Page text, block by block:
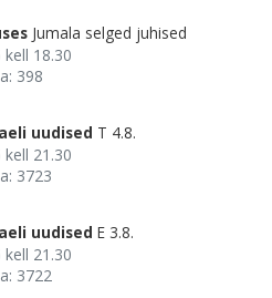
Jumala selged juhised
kell 18.30
398
uudised T 4.8.
kell 21.30
3723
uudised E 3.8.
kell 21.30
3722